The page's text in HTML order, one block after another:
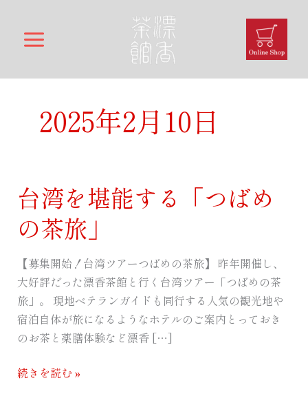
キ
2025年2月10日
台湾を堪能する「つばめ
の茶旅」
【募集開始！台湾ツアーつばめの茶旅】 昨年開催し、
大好評だった漂香茶館と行く台湾ツアー「つばめの茶
旅」。 現地ベテランガイドも同行する人気の観光地や
宿泊自体が旅になるようなホテルのご案内とっておき
のお茶と薬膳体験など漂香 […]
台
湾
を
能
す
る
「つ
ば
の
続きを読む »